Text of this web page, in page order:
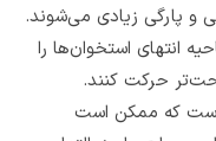
پارگی زیادی می‌شوند.
انتهای استخوان‌ها را
حرکت کنند.
است که ممکن است